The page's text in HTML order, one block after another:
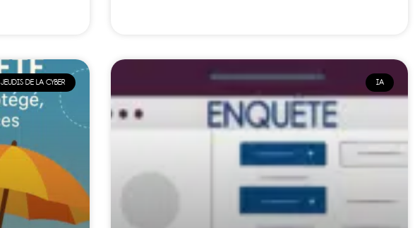
JEUDIS DE LA CYBER IA